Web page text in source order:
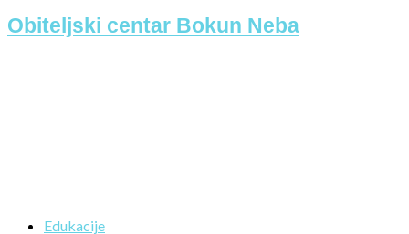
Obiteljski centar Bokun Neba
Edukacije